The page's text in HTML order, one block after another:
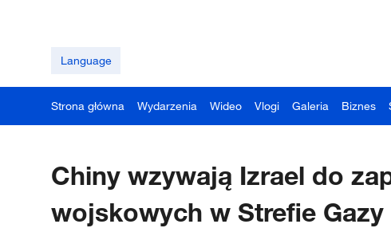
Language
Strona główna Wydarzenia Wideo Vlogi Galeria Biznes
Chiny wzywają Izrael do
wojskowych w Strefie Gazy